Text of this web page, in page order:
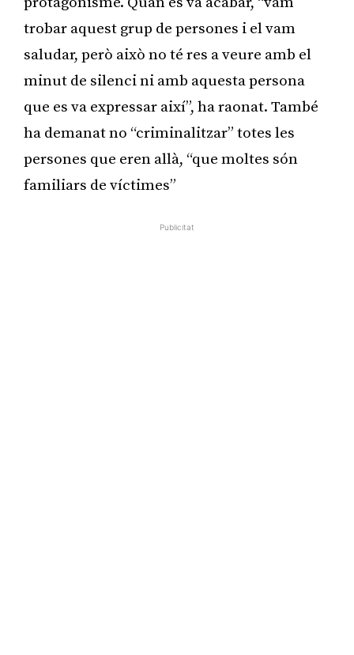
trobar aquest grup de persones i el vam
saludar, però això no té res a veure amb el
minut de silenci ni amb aquesta persona
que es va expressar així”, ha raonat. També
ha demanat no “criminalitzar” totes les
persones que eren allà, “que moltes són
familiars de víctimes”
Publicitat